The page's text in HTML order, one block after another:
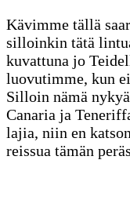
Kävimme tällä
silloinkin tätä
kuvattuna jo
luovutimme, kun
Silloin nämä
Canaria ja
lajia, niin en
reissua tämän